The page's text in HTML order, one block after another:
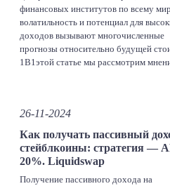
финансовых институтов по всему
волатильность и потенциал для
доходов вызывают многочисленные
прогнозы относительно будущей
1В1этой статье мы рассмотрим
[…]
Facebook
TwitterVK
Отправить
26-11-2024
Как получать пассивный
стейблкоины: стратегия —
20%. Liquidswap
Получение пассивного дохода на